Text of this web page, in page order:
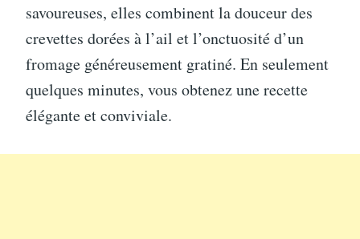
savoureuses, elles combinent la douceur des
crevettes dorées à l’ail et l’onctuosité d’un
fromage généreusement gratiné. En seulement
quelques minutes, vous obtenez une recette
élégante et conviviale.